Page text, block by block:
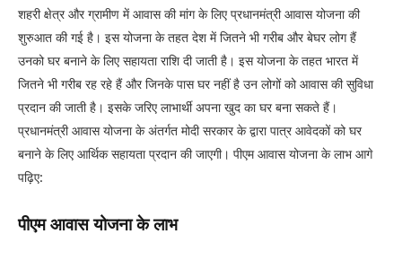
शहरी क्षेत्र और ग्रामीण में आवास की मांग के लिए प्रधानमंत्री आवास योजना की
शुरुआत की गई है। इस योजना के तहत देश में जितने भी गरीब और बेघर लोग हैं
उनको घर बनाने के लिए सहायता राशि दी जाती है। इस योजना के तहत भारत में
जितने भी गरीब रह रहे हैं और जिनके पास घर नहीं है उन लोगों को आवास की सुविधा
प्रदान की जाती है। इसके जरिए लाभार्थी अपना खुद का घर बना सकते हैं।
प्रधानमंत्री आवास योजना के अंतर्गत मोदी सरकार के द्वारा पात्र आवेदकों को घर
बनाने के लिए आर्थिक सहायता प्रदान की जाएगी। पीएम आवास योजना के लाभ आगे
पढ़िए:
पीएम आवास योजना के लाभ